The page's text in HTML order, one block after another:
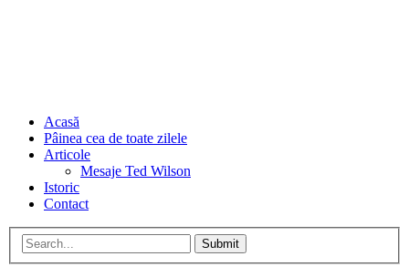
Acasă
Pâinea cea de toate zilele
Articole
Mesaje Ted Wilson
Istoric
Contact
Submit